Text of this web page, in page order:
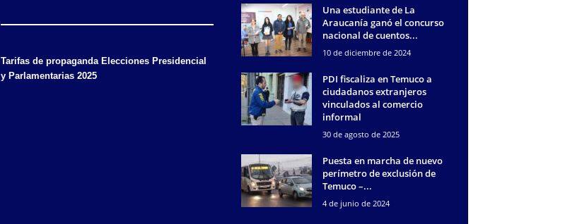
Tarifas de propaganda Elecciones Presidencial
y Parlamentarias 2025
Una estudiante de La
Araucanía ganó el concurso
nacional de cuentos...
10 de diciembre de 2024
PDI fiscaliza en Temuco a
ciudadanos extranjeros
vinculados al comercio
informal
30 de agosto de 2025
Puesta en marcha de nuevo
perímetro de exclusión de
Temuco –...
4 de junio de 2024